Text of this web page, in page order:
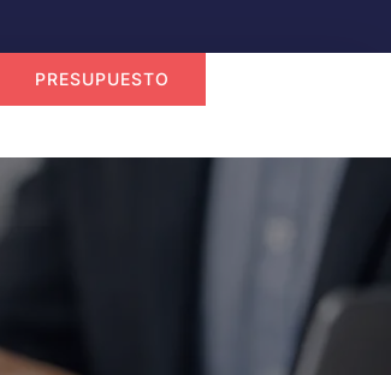
PRESUPUESTO